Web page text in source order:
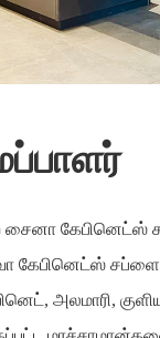
சைனா கேபினெட்ஸ்
கேபினெட்ஸ்
அலமாரி,